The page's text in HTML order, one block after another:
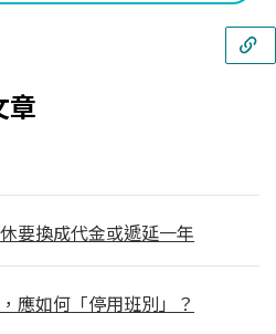
章
要換成代金或遞延一年
應如何「停用班別」？